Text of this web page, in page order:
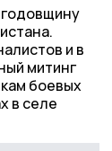
и в
митинг
боевых
в селе